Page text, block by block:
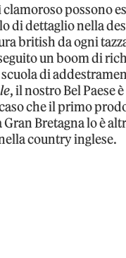
possono
di dettaglio nella
british da ogni
un boom di
di
, il nostro Bel Paese
che il primo
Gran Bretagna lo è
country inglese.